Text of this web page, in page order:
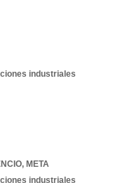
industriales
, META
industriales